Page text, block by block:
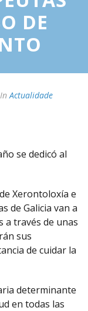
DE
InActualidade
se dedicó al
Xerontoloxía e
de Galicia van a
a través de unas
sus
de cuidar la
determinante
en todas las